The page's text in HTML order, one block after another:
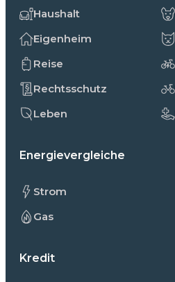
Haushalt
Eigenheim
Reise
Rechtsschutz
Leben
Energievergleiche
Strom
Gas
Kredit